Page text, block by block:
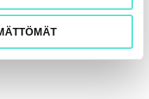
tuotteen
sivulla.